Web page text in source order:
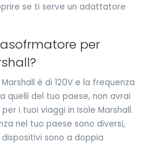
se ti serve un adattatore
per
è di 120V e la frequenza
quelli del tuo paese, non avrai
i tuoi viaggi in Isole Marshall.
nel tuo paese sono diversi,
sono a doppia